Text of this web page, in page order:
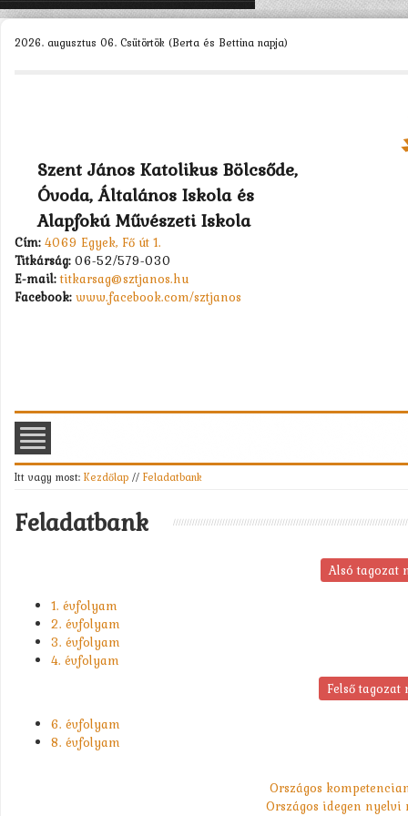
2026. augusztus 06. Csütörtök (Berta és Bettina napja)
Szent János Katolikus Bölcsőde,
Óvoda, Általános Iskola és
Alapfokú Művészeti Iskola
Cím: 4069 Egyek, Fő út 1.
Titkárság: 06-52/579-030
E-mail: titkarsag@sztjanos.hu
Facebook: www.facebook.com/sztjanos
Itt vagy most: Kezdőlap // Feladatbank
Feladatbank
Alsó tagozat
1. évfolyam
2. évfolyam
3. évfolyam
4. évfolyam
Felső
6. évfolyam
8. évfolyam
Országos
Országos idegen
KEZDŐLAP
MUNKATÁRSAK >
TANULÓK >
PÁLYÁZATOK >
KAPCSOLAT